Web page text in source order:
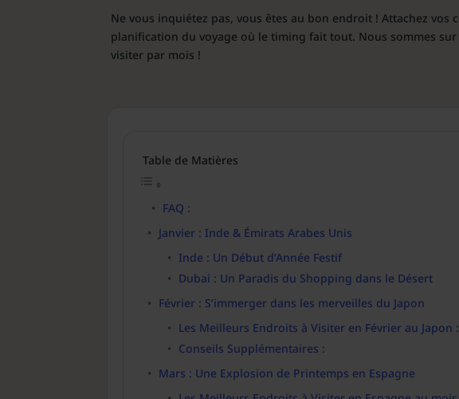
Ne vous inquiétez pas, vous êtes au bon endroit ! Attachez
planification du voyage où le timing fait tout. Nous sommes
visiter par mois !
Table de Matières
FAQ :
Janvier : Inde & Émirats Arabes Unis
Inde : Un Début d’Année Festif
Dubai : Un Paradis du Shopping dans le Désert
Février : S’immerger dans les merveilles du Japon
Les Meilleurs Endroits à Visiter en Février au Japon :
Conseils Supplémentaires :
Mars : Une Explosion de Printemps en Espagne